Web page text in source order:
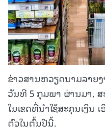
ຂ່າວສານຫວຽດນາມລາຍ
ວັນທີ 5 ກຸມພາ ຜ່ານມາ, ສ
ໃນເຂດທີ່ນຳໃຊ້ສະກຸນເງິນ
ຕົວໃນຕົ້ນປີນີ້.